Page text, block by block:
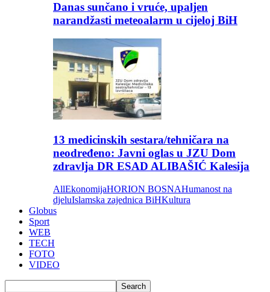
Danas sunčano i vruće, upaljen
narandžasti meteoalarm u cijeloj BiH
13 medicinskih sestara/tehničara na
neodređeno: Javni oglas u JZU Dom
zdravlja DR ESAD ALIBAŠIĆ Kalesija
AllEkonomijaHORION BOSNAHumanost na
djeluIslamska zajednica BiHKultura
Globus
Sport
WEB
TECH
FOTO
VIDEO